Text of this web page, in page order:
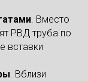
. Вместо
РВД труба по
вставки
. Вблизи